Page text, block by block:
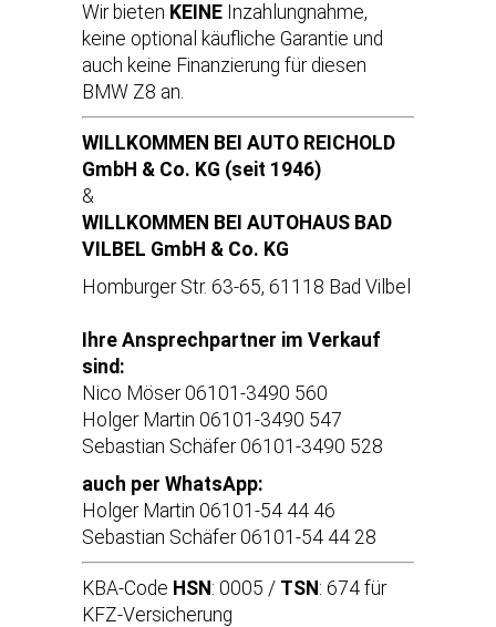
Wir bieten KEINE Inzahlungnahme,
keine optional käufliche Garantie und
auch keine Finanzierung für diesen
BMW Z8 an.
WILLKOMMEN BEI AUTO REICHOLD
GmbH & Co. KG (seit 1946)
&
WILLKOMMEN BEI AUTOHAUS BAD
VILBEL GmbH & Co. KG
Homburger Str. 63-65, 61118 Bad Vilbel
Ihre Ansprechpartner im Verkauf
sind:
Nico Möser 06101-3490 560
Holger Martin 06101-3490 547
Sebastian Schäfer 06101-3490 528
auch per WhatsApp:
Holger Martin 06101-54 44 46
Sebastian Schäfer 06101-54 44 28
KBA-Code HSN : 0005 / TSN : 674 für
KFZ-Versicherung